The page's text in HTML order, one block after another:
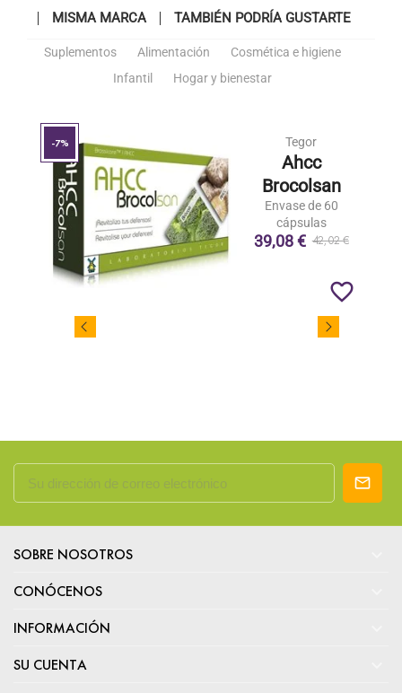
MISMA MARCA
TAMBIÉN PODRÍA GUSTARTE
Suplementos Alimentación
Cosmética e higiene
Infantil
Hogar y bienestar
-7% Tegor
Ahcc
Brocolsan
Envase de 60
cápsulas
39,08 € 42,02 €
favorite_border
SOBRE NOSOTROS
CONÓCENOS
INFORMACIÓN
SU CUENTA